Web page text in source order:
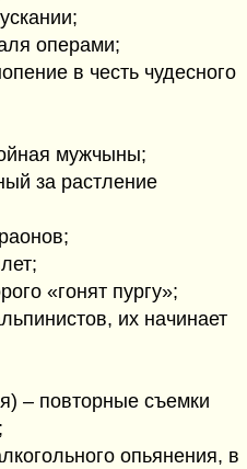
операми;
в честь чудесного
мужчыны;
за растление
«гонят пургу»;
их начинает
– повторные съемки
опьянения, в